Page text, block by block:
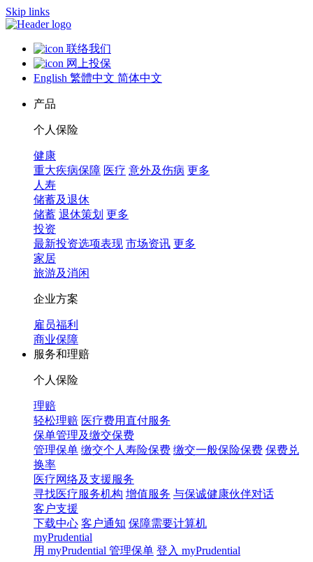
Skip links
联络我们
网上投保
English 繁體中文 简体中文
产品
个人保险
健康
重大疾病保障 医疗 意外及伤病 更多
人寿
储蓄及退休
储蓄 退休策划 更多
投资
最新投资选项表现 市场资讯 更多
家居
旅游及消闲
企业方案
雇员福利
商业保障
服务和理赔
个人保险
理赔
轻松理赔 医疗费用直付服务
保单管理及缴交保费
管理保单 缴交个人寿险保费 缴交一般保险保费 保费兑
换率
医疗网络及支援服务
寻找医疗服务机构 增值服务 与保诚健康伙伴对话
客户支援
下载中心 客户通知 保障需要计算机
myPrudential
用 myPrudential 管理保单 登入 myPrudential